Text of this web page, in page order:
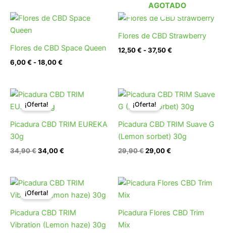
Flores de CBD Space Queen
6,00€-18,00€
Rango
6,00 €
hasta
AGOTADO
Flores de CBD Strawberry
12,50€-37,50€
Rango
precios:
desde
12,50 €
¡Oferta!
Picadura CBD TRIM EUREKA
30g
34,90€
El
precio
original
34,90 €.
34,00€
El
34,00 €.
¡Oferta!
Picadura CBD TRIM Suave G
(Lemon sorbet) 30g
29,90€
El
precio
original
29,90 €.
29,00€
El
actual
29,00 €.
¡Oferta!
Picadura CBD TRIM
Vibration (Lemon haze) 30g
El
precio
original
29,90 €.
El
actual
29,00 €.
Picadura Flores CBD Trim
Mix
Rango
6,00 €